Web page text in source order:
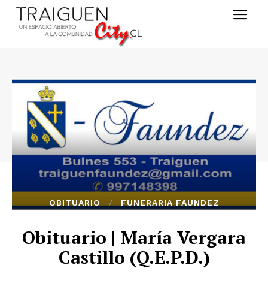
OBITUARIO FUNERARIA FAUNDEZ
Obituario | María Vergara
Castillo (Q.E.P.D.)